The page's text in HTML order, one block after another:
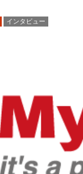
インタビュー